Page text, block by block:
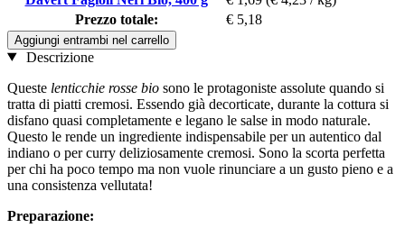
Prezzo totale:
€ 5,18
Aggiungi entrambi nel carrello
Descrizione
Queste lenticchie rosse bio sono le protagoniste assolute quando si
tratta di piatti cremosi. Essendo già decorticate, durante la cottura si
disfano quasi completamente e legano le salse in modo naturale.
Questo le rende un ingrediente indispensabile per un autentico dal
indiano o per curry deliziosamente cremosi. Sono la scorta perfetta
per chi ha poco tempo ma non vuole rinunciare a un gusto pieno e a
una consistenza vellutata!
Preparazione: